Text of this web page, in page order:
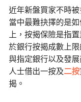
近年新盤買家不時
當中最難抉擇的是
上，按揭保險是指
於銀行按揭成數上
與指定銀行以及發
人士借出一按及二按
揭。